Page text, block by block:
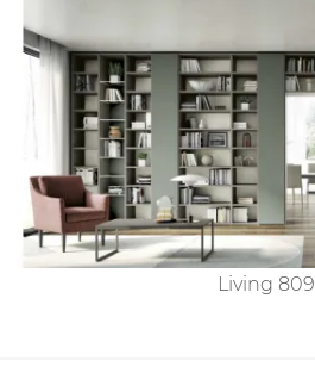
Living 809